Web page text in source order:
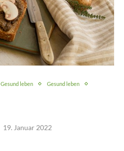
Gesund leben
Gesund leben
19. Januar 2022